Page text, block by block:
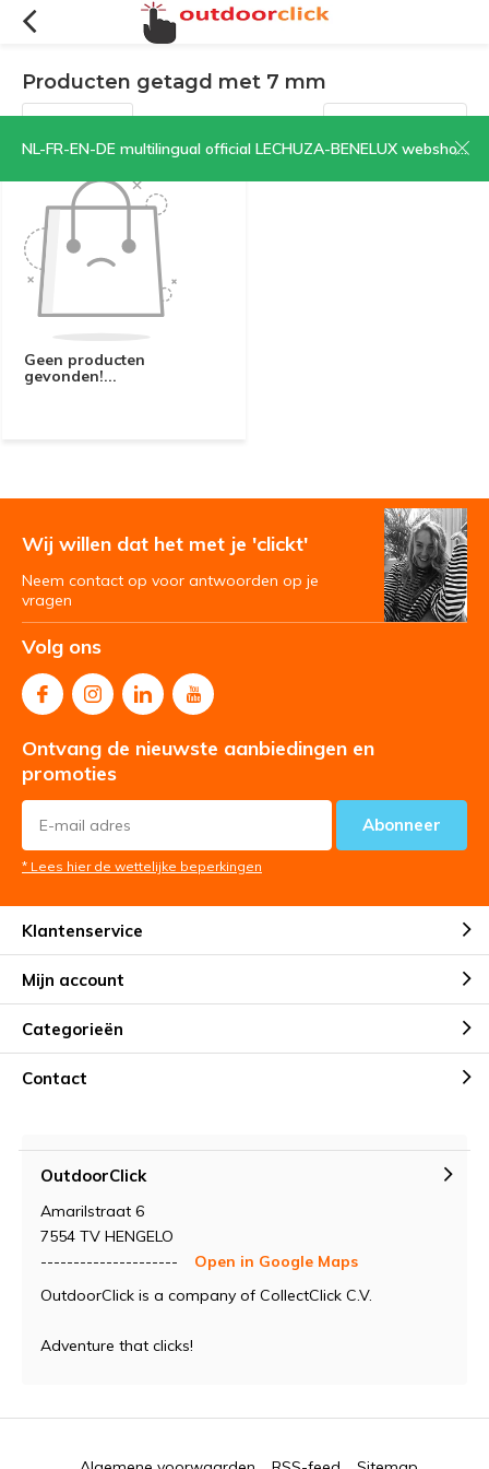
NL-FR-EN-DE multilingual official LECHUZA-BENELUX webshop | CLICK HERE NOW!
Producten getagd met 7 mm
Filters Sorteren op:
Geen producten
gevonden!...
Wij willen dat het met je 'clickt'
Neem contact op voor antwoorden op je
vragen
Volg ons
Ontvang de nieuwste aanbiedingen en
promoties
Abonneer
* Lees hier de wettelijke beperkingen
Klantenservice
Mijn account
Categorieën
Contact
OutdoorClick
Amarilstraat 6
7554 TV HENGELO
---------------------
Open in Google Maps
OutdoorClick is a company of CollectClick C.V.
Adventure that clicks!